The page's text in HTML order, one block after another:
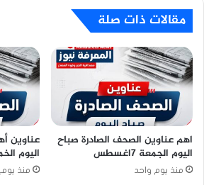
مقالات ذات صلة
اهم عناوين الصحف الصادرة صباح
اليوم الجمعة 7اغسطس
منذ يوم واحد
عناوين
اليوم الخميس 6
منذ